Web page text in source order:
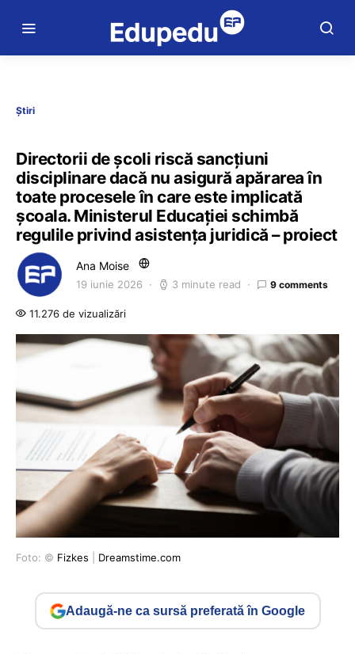
Știri
Directorii de școli riscă sancțiuni
disciplinare dacă nu asigură apărarea în
toate procesele în care este implicată
școala. Ministerul Educației schimbă
regulile privind asistența juridică – proiect
Ana Moise
19 iunie 2026 3 minute read 9 comments
11.276 de vizualizări
Foto: © Fizkes Dreamstime.com
Adaugă-ne ca sursă preferată în Google